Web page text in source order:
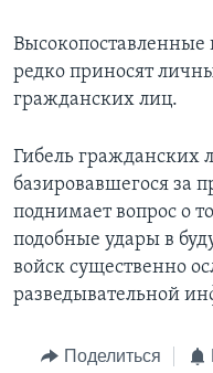
Высокопоставленные
редко приносят
гражданских лиц.
Гибель гражданских
базировавшегося за
поднимает вопрос о
подобные удары в
войск существенно
разведывательной
Поделиться